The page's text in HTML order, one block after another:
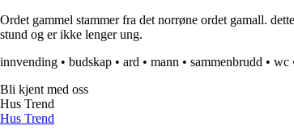
Ordet gammel stammer fra det norrøne ordet gamall.
stund og er ikke lenger ung.
innvending • budskap • ard • mann • sammenbrudd • wc
Bli kjent med oss
Hus Trend
Hus Trend